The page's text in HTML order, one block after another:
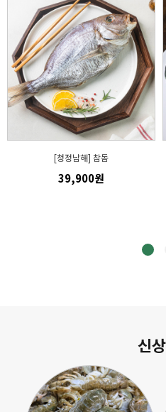
[청정남해] 참돔
39,900원
신